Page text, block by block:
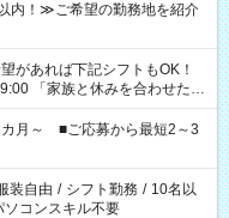
内！≫ご希望の勤務地を紹介
わせた
したい」 「できれば残業はし
ね。 ※Wワーク希望
勤務時間と、もう1つのお仕事
える場合は応募できません。
カ月～ ■ご応募から最短2～3
装自由 / シフト勤務 / 10名以
ソコンスキル不要